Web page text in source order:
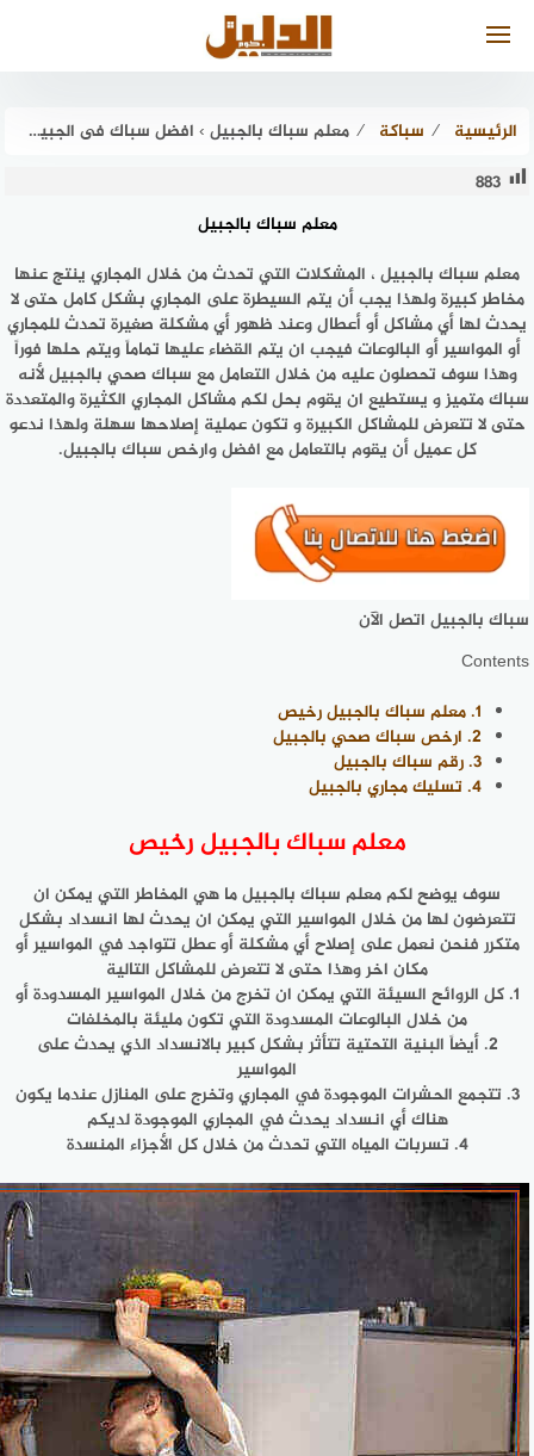
الرئيسية ⁄ سباكة ⁄ معلم سباك بالجبيل › افضل سباك فى الجبيل عام 2026 الدليل . كوم
883
معلم سباك بالجبيل
معلم سباك بالجبيل ، المشكلات التي تحدث من خلال المجاري ينتج عنها
مخاطر كبيرة ولهذا يجب أن يتم السيطرة على المجاري بشكل كامل حتى لا
يحدث لها أي مشاكل أو أعطال وعند ظهور أي مشكلة صغيرة تحدث للمجاري
أو المواسير أو البالوعات فيجب ان يتم القضاء عليها تماماً ويتم حلها فوراً
وهذا سوف تحصلون عليه من خلال التعامل مع سباك صحي بالجبيل لأنه
سباك متميز و يستطيع ان يقوم بحل لكم مشاكل المجاري الكثيرة والمتعددة
حتى لا تتعرض للمشاكل الكبيرة و تكون عملية إصلاحها سهلة ولهذا ندعو
كل عميل أن يقوم بالتعامل مع افضل وارخص سباك بالجبيل.
سباك بالجبيل اتصل الآن
Contents
1. معلم سباك بالجبيل رخيص
2. ارخص سباك صحي بالجبيل
3. رقم سباك بالجبيل
4. تسليك مجاري بالجبيل
معلم سباك بالجبيل رخيص
سوف يوضح لكم معلم سباك بالجبيلما هي المخاطر التي يمكن ان
تتعرضون لها من خلال المواسير التي يمكن ان يحدث لها انسداد بشكل
متكرر فنحن نعمل على إصلاح أي مشكلة أو عطل تتواجد في المواسير أو
مكان اخر وهذا حتى لا تتعرض للمشاكل التالية
1. كل الروائح السيئة التي يمكن ان تخرج من خلال المواسير المسدودة أو
من خلال البالوعات المسدودة التي تكون مليئة بالمخلفات
2. أيضاً البنية التحتية تتأثر بشكل كبير بالانسداد الذي يحدث على
المواسير
3. تتجمع الحشرات الموجودة في المجاري وتخرج على المنازل عندما يكون
هناك أي انسداد يحدث في المجاري الموجودة لديكم
4. تسربات المياه التي تحدث من خلال كل الأجزاء المنسدة